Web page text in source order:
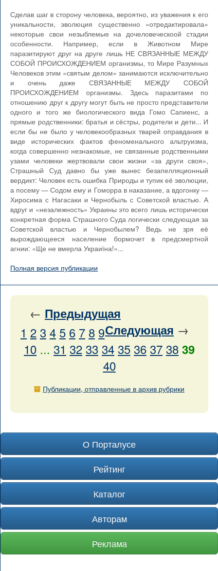
Сделав шаг в сторону человека, вероятно, из уважения к его
уникальности, эволюция существенно «отредактировала»
некоторые свои незыблемые на дочеловеческоой стадии
особенности. Например, если в Животном Мире
паразитируют друг на друге лишь НЕ СВЯЗАННЫЕ МЕЖДУ
СОБОЙ ПРОИСХОЖДЕНИЕМ организмы, то Мире Разумных
Человеков этим «святым делом» занимаются исключительно
и очень даже СВЯЗАННЫЕ МЕЖДУ СОБОЙ
ПРОИСХОЖДЕНИЕМ организмы. Здесь паразитами по
отношению друг к другу могут быть не просто представители
одного и того же биологического вида Гомо Сапиенс, а
прямые родственники: братья и сёстры, родители и дети... И
если бы не было у человекообразных тварей оправдания в
виде исторических фактов феноменального альтруизма,
когда совершенно незнакомые, не связанные родственными
узами человеки жертвовали свои жизни «за други своя»,
Страшный Суд давно бы уже вынес безапелляционный
вердикт: Человек есть ошибка Природы и тупик её эволюции,
а посему — Содом ему и Гоморра в наказание, а вдогонку —
Хиросима с Нагасаки и Чернобыль с Советской властью. А
вдруг и «незалежность» Украины это всего лишь исторически
конкретная форма Страшного Суда логически следующая за
Советской властью и Чернобылем? Ведь не зря её
вырождающееся население бормочет в предсмертной
агнии: «Ще не вмерла Украиїна!»...
Полная версия публикации
← Предыдущая
Следующая →
1 2 3 4 5 6 7 8 9
10 ... 31 32 33 34 35 36 37 38 39
40
Публикации, отправленные в архив рубрики
О Порталусе
Рейтинг
Каталог
Авторам
Реклама